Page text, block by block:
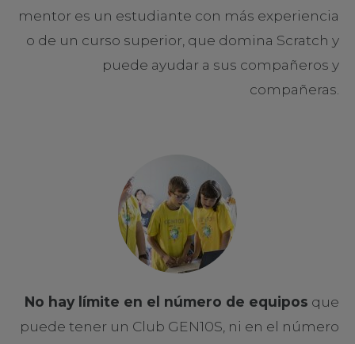
mentor es un estudiante con más experiencia
o de un curso superior, que domina Scratch y
puede ayudar a sus compañeros y
compañeras.
No hay límite en el número de equipos que
puede tener un Club GEN10S, ni en el número